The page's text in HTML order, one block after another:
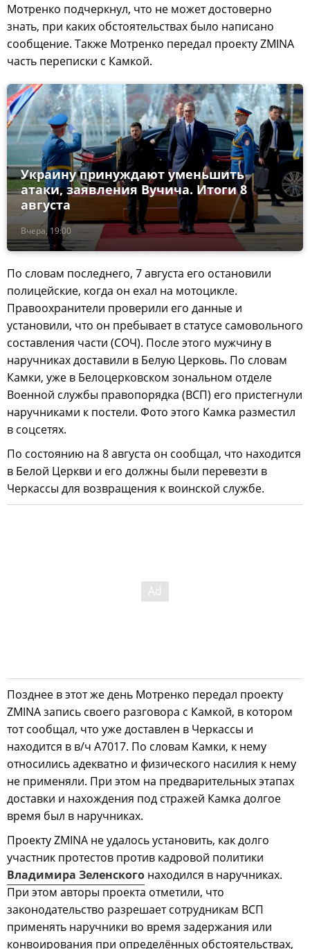
Мотренко подчеркнул, что не может достоверно
знать, при каких обстоятельствах было написано
сообщение. Также Мотренко передал проекту ZMINA
часть переписки с Камкой.
Вчера, 19:00
Украину принуждают уменьшить
атаки, заявления Вучича. Итоги 8
августа
По словам последнего, 7 августа его остановили
полицейские, когда он ехал на мотоцикле.
Правоохранители проверили его данные и
установили, что он пребывает в статусе самовольного
составления части (СОЧ). После этого мужчину в
наручниках доставили в Белую Церковь. По словам
Камки, уже в Белоцерковском зональном отделе
Военной службы правопорядка (ВСП) его пристегнули
наручниками к постели. Фото этого Камка разместил
в соцсетях.
По состоянию на 8 августа он сообщал, что находится
в Белой Церкви и его должны были перевезти в
Черкассы для возвращения к воинской службе.
Позднее в этот же день Мотренко передал проекту
ZMINA запись своего разговора с Камкой, в котором
тот сообщал, что уже доставлен в Черкассы и
находится в в/ч А7017. По словам Камки, к нему
относились адекватно и физического насилия к нему
не применяли. При этом на предварительных этапах
доставки и нахождения под стражей Камка долгое
время был в наручниках.
Проекту ZMINA не удалось установить, как долго
участник протестов против кадровой политики
Владимира Зеленского находился в наручниках.
При этом авторы проекта отметили, что
законодательство разрешает сотрудникам ВСП
применять наручники во время задержания или
конвоирования при определённых обстоятельствах,